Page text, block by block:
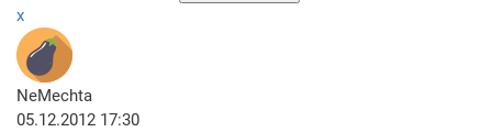
x
NeMechta
05.12.2012 17:30